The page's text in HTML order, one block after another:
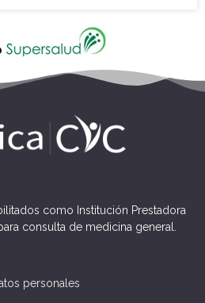
como Institución Prestadora
consulta de medicina general.
personales